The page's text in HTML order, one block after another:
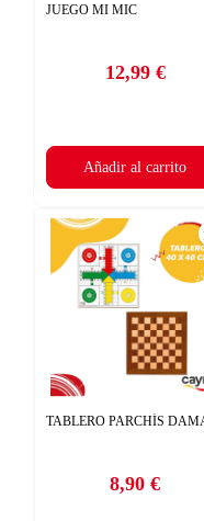
JUEGO MI MIC
Precio
12,99 €
Añadir al carrito
TABLERO PARCHÍS
Precio
8,90 €